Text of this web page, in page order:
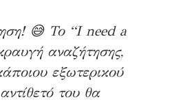
😅 Το “I need a
αναζήτησης,
εξωτερικού
του θα